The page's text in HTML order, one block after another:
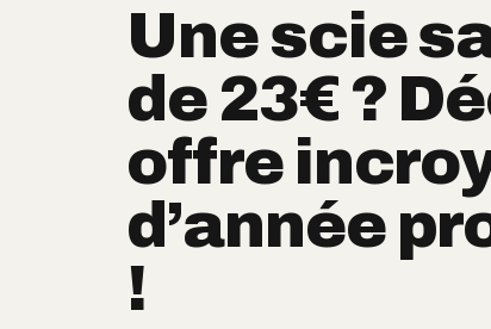
Une scie
de 23€ ?
offre
d’année
!